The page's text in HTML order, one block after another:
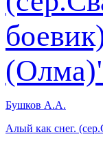
Бушков А.А.
Алый как снег.